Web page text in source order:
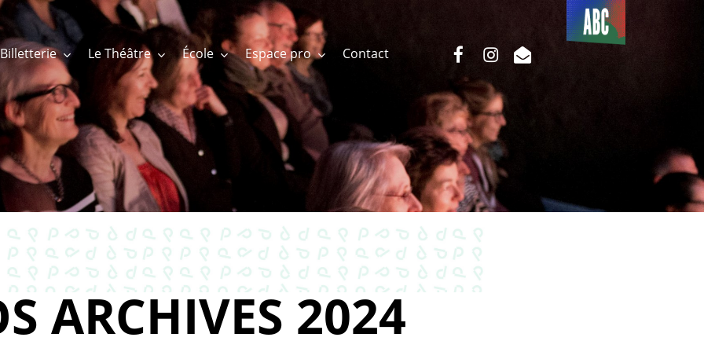
Billetterie Le Théâtre École Espace pro Contact
Du côté
de l’ABC
facebookinstagram
email
ARCHIVES 2024